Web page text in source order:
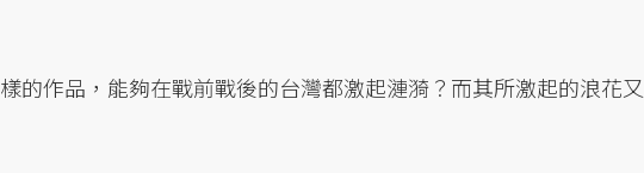
的作品，能夠在戰前戰後的台灣都激起漣漪？而其所激起的浪花又